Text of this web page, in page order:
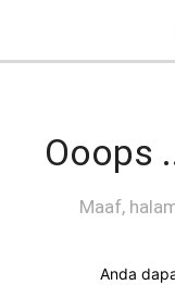
Ooops
Maaf,
Anda